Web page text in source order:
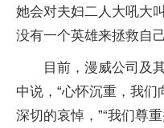
她会对夫妇二人大吼大
没有一个英雄来拯救自己
目前，漫威公司及
中说，“心怀沉重，我们
深切的哀悼，”“我们尊